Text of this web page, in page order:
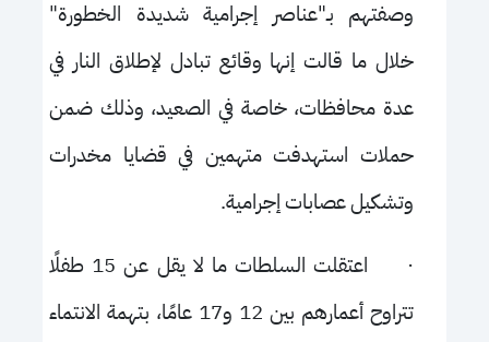
وصفتهم بـ"عناصر إجرامية شديدة الخطورة"
خلال ما قالت إنها وقائع تبادل لإطلاق النار في
عدة محافظات، خاصة في الصعيد، وذلك ضمن
حملات استهدفت متهمين في قضايا مخدرات
وتشكيل عصابات إجرامية.
·
اعتقلت السلطات ما لا يقل عن 15 طفلًا
تتراوح أعمارهم بين 12 و17 عامًا، بتهمة الانتماء